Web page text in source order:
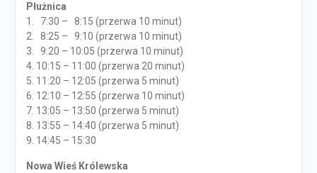
Płużnica
1. 7:30 – 8:15 (przerwa 10 minut)
2. 8:25 – 9:10 (przerwa 10 minut)
3. 9:20 – 10:05 (przerwa 10 minut)
4. 10:15 – 11:00 (przerwa 20 minut)
5. 11:20 – 12:05 (przerwa 5 minut)
6. 12:10 – 12:55 (przerwa 10 minut)
7. 13:05 – 13:50 (przerwa 5 minut)
8. 13:55 – 14:40 (przerwa 5 minut)
9. 14:45 – 15:30
Nowa Wieś Królewska